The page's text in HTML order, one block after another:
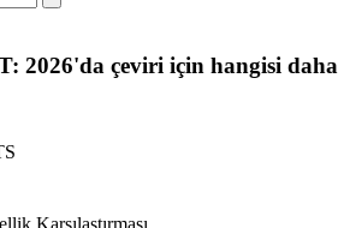
2026'da çeviri için hangisi